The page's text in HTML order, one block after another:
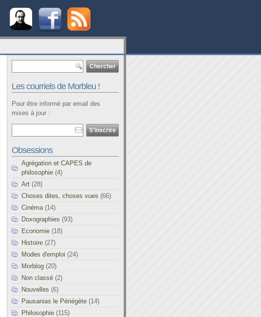
Les courriels de Morbleu !
Pour être informé par email des
mises à jour :
Obsessions
Agrégation et CAPES de
philosophie (4)
Art (28)
Choses dites, choses vues (66)
Cinéma (14)
Doxographies (93)
Economie (18)
Histoire (27)
Modes d'emploi (24)
Morblog (20)
Non classé (2)
Nouvelles (6)
Pausanias le Périégète (14)
Philosophie (115)